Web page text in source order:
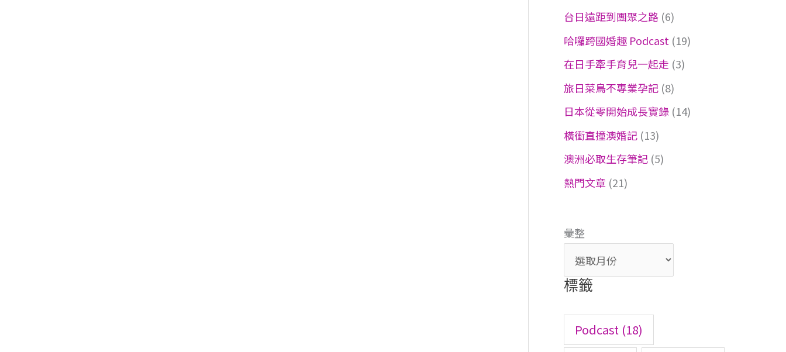
台日遠距到團聚之路 (6)
哈囉跨國婚趣 Podcast (19)
在日手牽手育兒一起走 (3)
旅日菜鳥不專業孕記 (8)
日本從零開始成長實錄 (14)
橫衝直撞澳婚記 (13)
澳洲必取生存筆記 (5)
熱門文章 (21)
彙整
標籤
Podcast (18)